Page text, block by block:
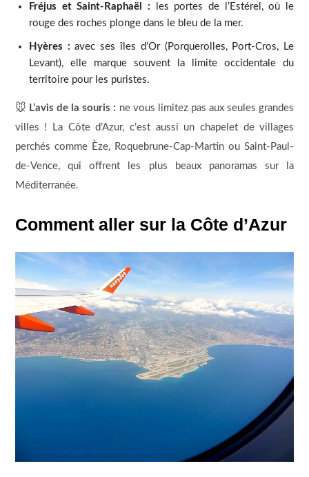
Fréjus et Saint-Raphaël : les portes de l’Estérel, où le
rouge des roches plonge dans le bleu de la mer.
Hyères : avec ses îles d’Or (Porquerolles, Port-Cros, Le
Levant), elle marque souvent la limite occidentale du
territoire pour les puristes.
🐭 L’avis de la souris : ne vous limitez pas aux seules grandes
villes ! La Côte d’Azur, c’est aussi un chapelet de villages
perchés comme Èze, Roquebrune-Cap-Martin ou Saint-Paul-
de-Vence, qui offrent les plus beaux panoramas sur la
Méditerranée.
Comment aller sur la Côte d’Azur